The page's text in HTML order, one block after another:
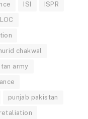
ISI ISPR
LOC
chakwal
army
punjab pakistan
retaliation